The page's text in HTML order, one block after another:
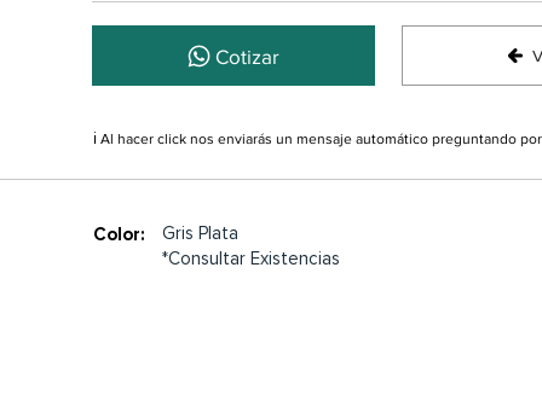
Cotizar
ℹ️ Al hacer click nos enviarás un mensaje automático preguntando
Color:
Gris Plata
*Consultar Existencias